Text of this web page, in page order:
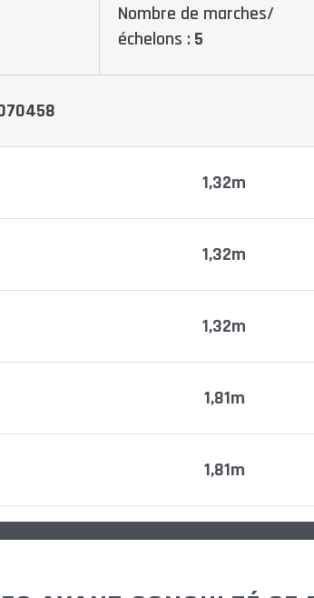
Nombre de marches/
échelons : 5
1,32m
1,32m
1,32m
1,81m
1,81m
1,81m